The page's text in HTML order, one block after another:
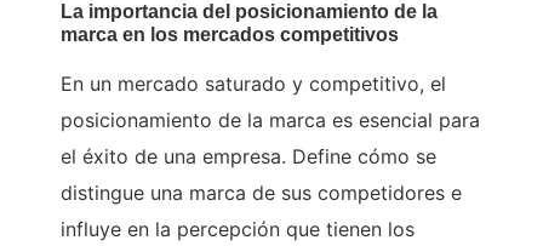
La importancia del posicionamiento de la
marca en los mercados competitivos
En un mercado saturado y competitivo, el
posicionamiento de la marca es esencial para
el éxito de una empresa. Define cómo se
distingue una marca de sus competidores e
influye en la percepción que tienen los